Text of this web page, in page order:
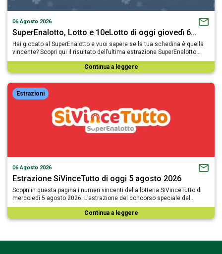
06 Agosto 2026
SuperEnalotto, Lotto e 10eLotto di oggi giovedì 6…
Hai giocato al SuperEnalotto e vuoi sapere se la tua schedina è quella
vincente? Scopri qui il risultato dell’ultima estrazione SuperEnalotto…
Continua a leggere
Estrazioni
06 Agosto 2026
Estrazione SiVinceTutto di oggi 5 agosto 2026
Scopri in questa pagina i numeri vincenti della lotteria SiVinceTutto di
mercoledì 5 agosto 2026. L’estrazione del concorso speciale del…
Continua a leggere